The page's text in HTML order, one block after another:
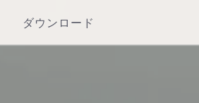
ダウンロード